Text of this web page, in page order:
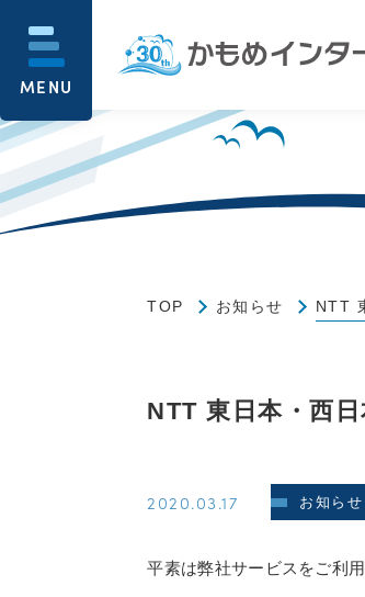
MENU
TOP お知らせ NTT
NTT 東日本・西
2020.03.17 お知らせ
平素は弊社サービスをご利